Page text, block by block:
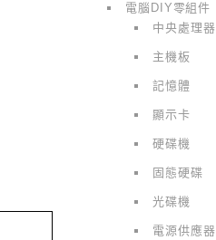
電腦DIY零組件
中央處理器
主機板
記憶體
顯示卡
硬碟機
固態硬碟
光碟機
電源供應器